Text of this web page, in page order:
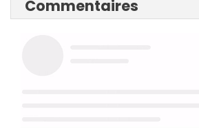
Commentaires